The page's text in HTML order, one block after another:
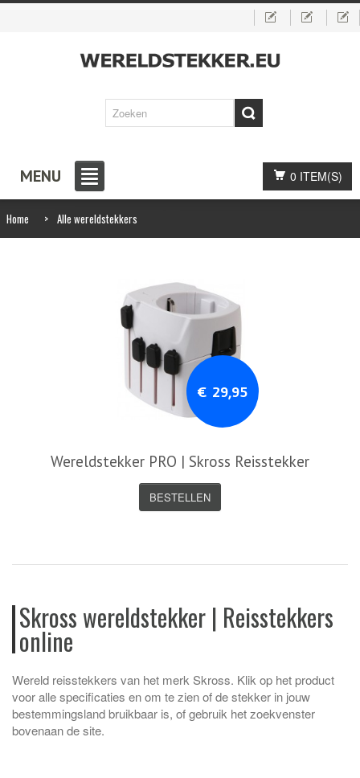
MENU 0 ITEM(S)
Home > Alle wereldstekkers
€ 29,95
Wereldstekker PRO | Skross Reisstekker
BESTELLEN
Skross wereldstekker | Reisstekkers
online
Wereld reisstekkers van het merk Skross. Klik op het product
voor alle specificaties en om te zien of de stekker in jouw
bestemmingsland bruikbaar is, of gebruik het zoekvenster
bovenaan de site.